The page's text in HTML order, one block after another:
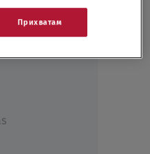
Прихватам